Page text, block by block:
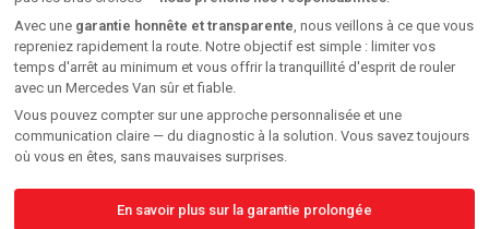
Avec une garantie honnête et transparente , nous veillons à ce que vous
repreniez rapidement la route. Notre objectif est simple : limiter vos
temps d'arrêt au minimum et vous offrir la tranquillité d'esprit de rouler
avec un Mercedes Van sûr et fiable.
Vous pouvez compter sur une approche personnalisée et une
communication claire — du diagnostic à la solution. Vous savez toujours
où vous en êtes, sans mauvaises surprises.
En savoir plus sur la garantie prolongée